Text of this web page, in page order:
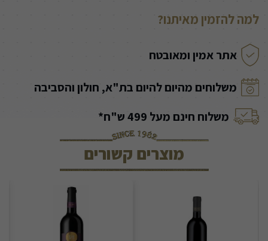
למה להזמין מאיתנו?
אתר אמין ומאובטח
משלוחים מהיום להיום בת"א, חולון והסביבה
משלוח חינם מעל 499 ש"ח*
מוצרים קשורים